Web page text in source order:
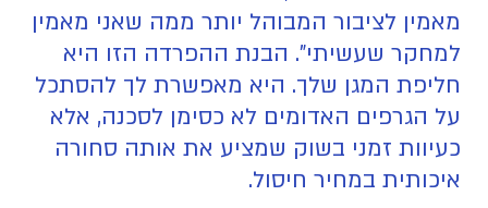
מאמין לציבור המבוהל יותר ממה שאני מאמין
למחקר שעשיתי". הבנת ההפרדה הזו היא
חליפת המגן שלך. היא מאפשרת לך להסתכל
על הגרפים האדומים לא כסימן לסכנה, אלא
כעיוות זמני בשוק שמציע את אותה סחורה
איכותית במחיר חיסול.